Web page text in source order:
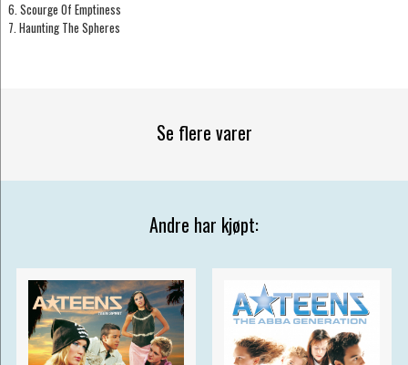
6. Scourge Of Emptiness
7. Haunting The Spheres
Se flere varer
Andre har kjøpt: